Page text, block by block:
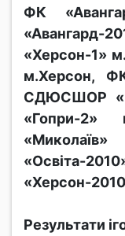
ФК
«Херсон-1»
м.Херсон, ФК
СДЮСШОР
«Гопри-
«Освіта-
«Херсон-
Результати